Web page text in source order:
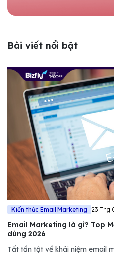
Bài viết nổi bật
Kiến thức Email Marketing 23 Thg
Email Marketing là gì? Top
dùng 2026
Tất tần tật về khái niệm email